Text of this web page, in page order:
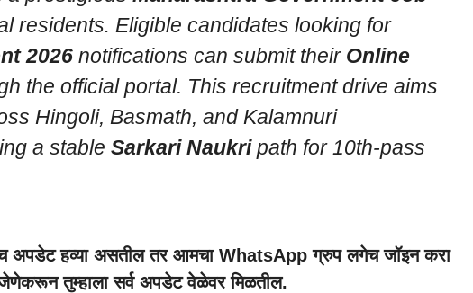
residents. Eligible candidates looking for
2026 notifications can submit their Online
the official portal. This recruitment drive aims
Hingoli, Basmath, and Kalamnuri
a stable Sarkari Naukripath for 10th-pass
अपडेट हव्या असतील तर आमचा WhatsApp ग्रुप लगेच जॉइन करा
तुम्हाला सर्व अपडेट वेळेवर मिळतील.